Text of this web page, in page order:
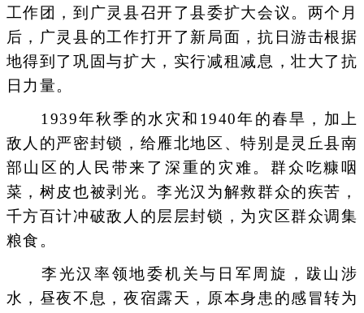
工作团，到广灵县召开了县委扩大会议。两个月
后，广灵县的工作打开了新局面，抗日游击根据
地得到了巩固与扩大，实行减租减息，壮大了抗
日力量。
1939年秋季的水灾和1940年的春旱，加上
敌人的严密封锁，给雁北地区、特别是灵丘县南
部山区的人民带来了深重的灾难。群众吃糠咽
菜，树皮也被剥光。李光汉为解救群众的疾苦，
千方百计冲破敌人的层层封锁，为灾区群众调集
粮食。
李光汉率领地委机关与日军周旋，跋山涉
水，昼夜不息，夜宿露天，原本身患的感冒转为